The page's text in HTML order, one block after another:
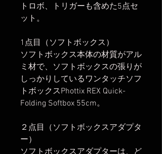
トロボ、トリガーも含めた5点セ
ット。
1点目（ソフトボックス）
ソフトボックス本体の材質がアル
ミ材で、ソフトボックスの張りが
しっかりしているワンタッチソフ
トボックスPhottix REX Quick-
Folding Softbox 55cm。
２点目（ソフトボックスアダプタ
ー）
ソフトボックスアダプターは、ど